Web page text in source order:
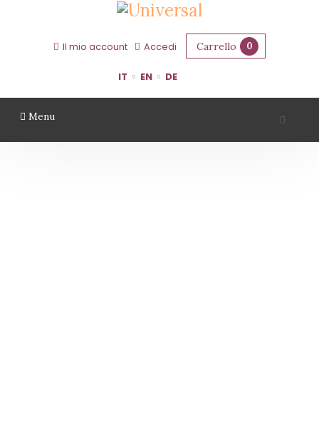
Il mio account Accedi Carrello 0
IT EN DE
Menu